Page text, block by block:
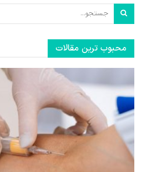
محبوب ترین مقالات